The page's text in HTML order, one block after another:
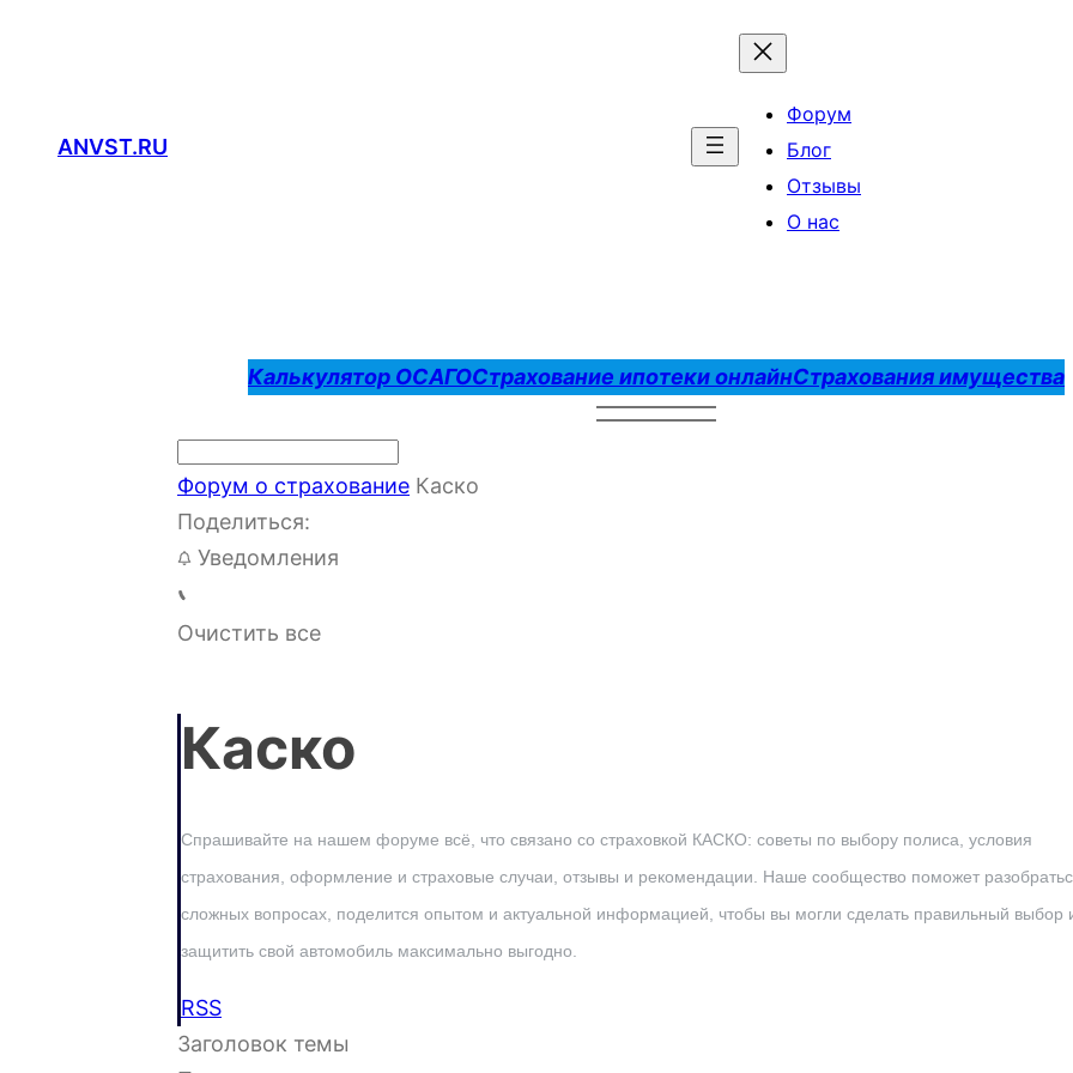
ANVST.RU
Форум
Блог
Отзывы
О нас
Калькулятор ОСАГОСтрахование ипотеки онлайнСтрахования имущества
Форум о страхование Каско
Поделиться:
Уведомления
Очистить все
Каско
Спрашивайте на нашем форуме всё, что связано со страховкой КАСКО: советы по выбору полиса, условия
страхования, оформление и страховые случаи, отзывы и рекомендации. Наше сообщество поможет
сложных вопросах, поделится опытом и актуальной информацией, чтобы вы могли сделать правильный выбор
защитить свой автомобиль максимально выгодно.
RSS
Заголовок темы